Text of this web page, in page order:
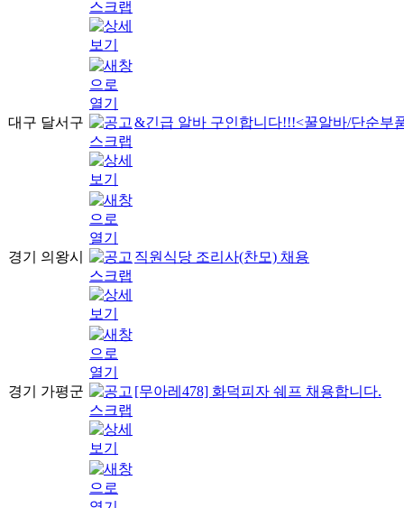
대구 달서구 &긴급 알바 구인합니다!!!<꿀알바/단순부
경기 의왕시 직원식당 조리사(찬모) 채용
경기 가평군 [무아레478] 화덕피자 쉐프 채용합니다.